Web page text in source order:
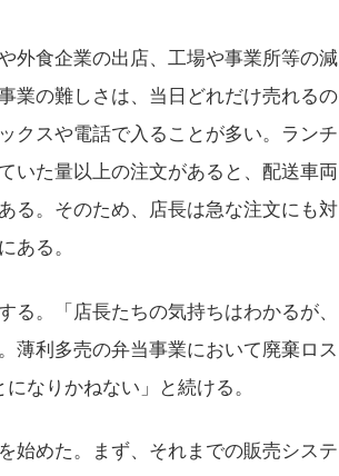
外食企業の出店、工場や事業所等の減
業の難しさは、当日どれだけ売れるの
クスや電話で入ることが多い。ランチ
いた量以上の注文があると、配送車両
る。そのため、店長は急な注文にも対
ある。
る。「店長たちの気持ちはわかるが、
薄利多売の弁当事業において廃棄ロス
なりかねない」と続ける。
始めた。まず、それまでの販売システ